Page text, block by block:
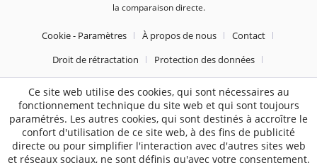
la comparaison directe.
Cookie - Paramètres À propos de nous
Contact
Droit de rétractation
Protection des données
Sebworld
2187Bewertungen auf ProvenExpert.com
Ce site web utilise des cookies, qui sont nécessaires au
fonctionnement technique du site web et qui sont toujours
paramétrés. Les autres cookies, qui sont destinés à accroître le
confort d'utilisation de ce site web, à des fins de publicité
directe ou pour simplifier l'interaction avec d'autres sites web
et réseaux sociaux, ne sont définis qu'avec votre consentement.